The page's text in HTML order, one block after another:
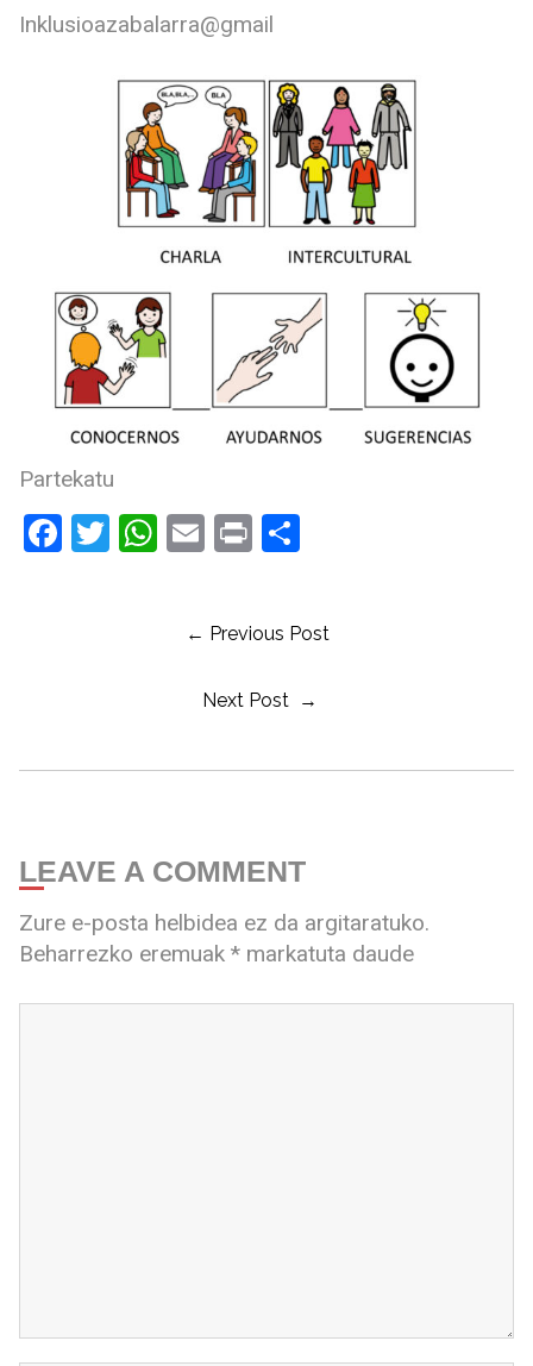
Inklusioazabalarra@gmail
Partekatu
Facebook
Twitter
WhatsApp
Email
PrintShare
← Previous Post
Next Post →
LEAVE A COMMENT
Zure e-posta helbidea ez da argitaratuko.
Beharrezko eremuak *markatuta daude